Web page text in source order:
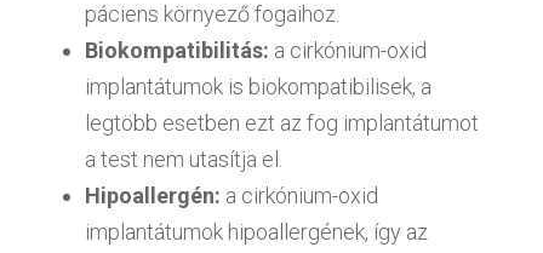
páciens környező fogaihoz.
Biokompatibilitás: a cirkónium-oxid
implantátumok is biokompatibilisek, a
legtöbb esetben ezt az fog implantátumot
a test nem utasítja el.
Hipoallergén: a cirkónium-oxid
implantátumok hipoallergének, így az